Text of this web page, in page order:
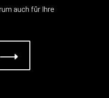
auch für Ihre